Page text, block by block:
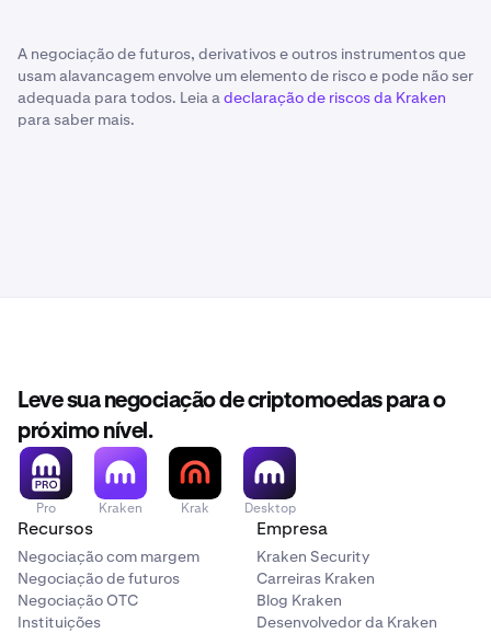
A negociação de futuros, derivativos e outros instrumentos que
usam alavancagem envolve um elemento de risco e pode não ser
adequada para todos. Leia adeclaração de riscos da Kraken
para saber mais.
Leve sua negociação de criptomoedas para o
próximo nível.
Pro Kraken Krak Desktop
Recursos
Negociação com margem
Negociação de futuros
Negociação OTC
Instituições
Empresa
Kraken Security
Carreiras Kraken
Blog Kraken
Desenvolvedor da Kraken